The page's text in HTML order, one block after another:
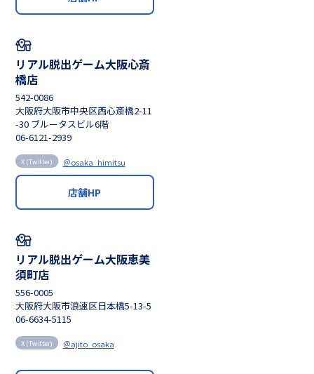
リアル脱出ゲーム大阪心斎
橋店
542-0086
大阪府大阪市中央区西心斎橋2-11
-30 ブルータスビル6階
06-6121-2939
X (Twitter) ＠osaka_himitsu
店舗HP
リアル脱出ゲーム大阪恵美
須町店
556-0005
大阪府大阪市浪速区日本橋5-13-5
06-6634-5115
X (Twitter) ＠ajito_osaka